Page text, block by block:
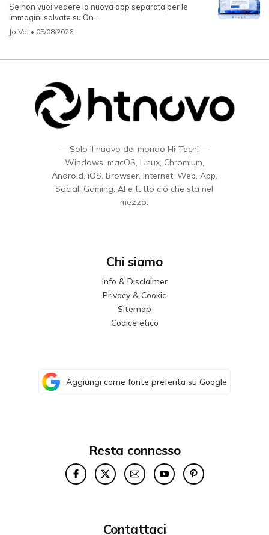
Se non vuoi vedere la nuova app separata per le
immagini salvate su On...
Jo Val • 05/08/2026
— Solo il nuovo del mondo Hi-Tech! —
Windows, macOS, Linux, Chromium,
Android, iOS, Browser, Internet, Web, App,
Social, Gaming, AI e tutto ciò che sta nel
mezzo.
Chi siamo
Info & Disclaimer
Privacy & Cookie
Sitemap
Codice etico
Aggiungi come fonte preferita su Google
Resta connesso
Contattaci